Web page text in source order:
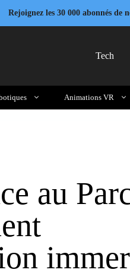
Rejoignez les 30 000 abonnés de
Tech
Animations VR
au